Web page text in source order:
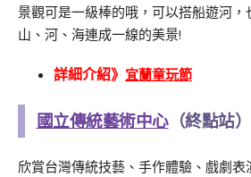
景觀可是一級棒的哦，可以搭船遊河
山、河、海連成一線的美景!
詳細介紹》 宜蘭童玩節
國立傳統藝術中心（終點站）
欣賞台灣傳統技藝、手作體驗、戲劇